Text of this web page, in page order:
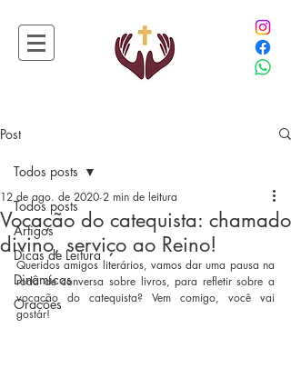
Post
Todos posts
Artigos
Dicas de Leitura
Dinâmicas
Orações
Todos posts
Vocação do catequista: chamado
divino, serviço ao Reino!
12 de ago. de 2020 2 min de leitura
Queridos amigos literários, vamos dar uma pausa na
roda de conversa sobre livros, para refletir sobre a
vocação do catequista? Vem comigo, você vai
gostar!